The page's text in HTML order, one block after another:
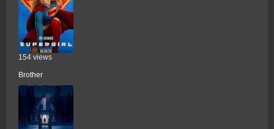
154 views
Brother